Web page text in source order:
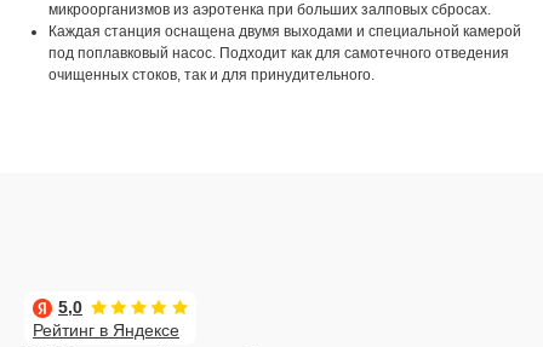
микроорганизмов из аэротенка при больших залповых сбросах.
Каждая станция оснащена двумя выходами и специальной камерой
под поплавковый насос. Подходит как для самотечного отведения
очищенных стоков, так и для принудительного.
Рейтинг в Яндексе
5,0